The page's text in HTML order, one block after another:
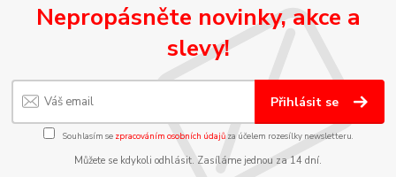
Nepropásněte novinky, akce a
slevy!
Přihlásit se
Souhlasím se zpracováním osobních údajůza účelem rozesílky newsletteru.
Můžete se kdykoli odhlásit. Zasíláme jednou za 14 dní.